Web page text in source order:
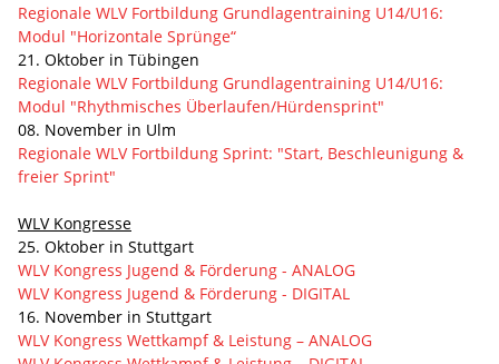
Regionale WLV Fortbildung Grundlagentraining U14/U16:
Modul "Horizontale Sprünge“
21. Oktober in Tübingen
Regionale WLV Fortbildung Grundlagentraining U14/U16:
Modul "Rhythmisches Überlaufen/Hürdensprint"
08. November in Ulm
Regionale WLV Fortbildung Sprint: "Start, Beschleunigung &
freier Sprint"
WLV Kongresse
25. Oktober in Stuttgart
WLV Kongress Jugend & Förderung - ANALOG
WLV Kongress Jugend & Förderung - DIGITAL
16. November in Stuttgart
WLV Kongress Wettkampf & Leistung – ANALOG